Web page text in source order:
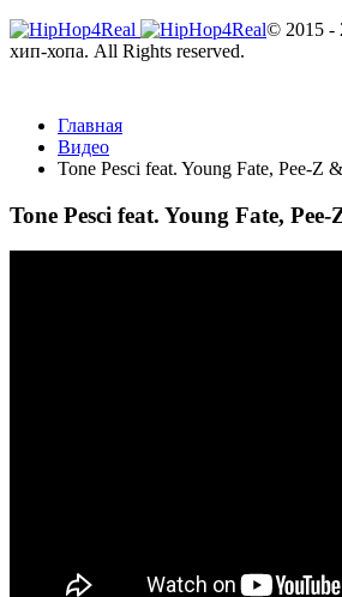
Главная
Видео
Tone Pesci feat. Young Fate, Pee-Z
Tone Pesci feat. Young Fate,
© 2015 -
хип-хопа. All Rights reserved.